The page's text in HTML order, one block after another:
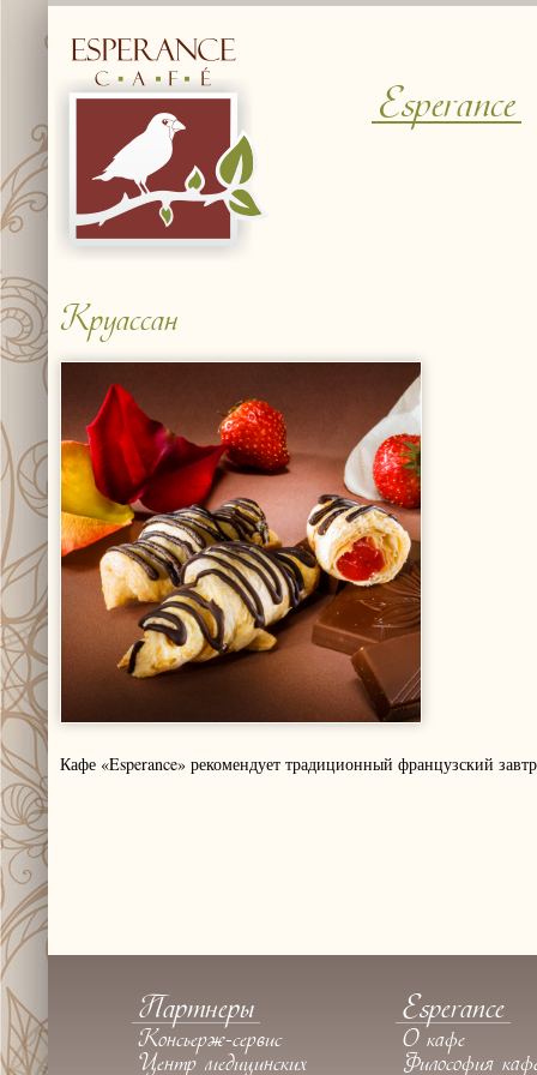
Esperance
Круассан
Кафе «Esperance» рекомендует традиционный французский
Партнеры
Консьерж-сервис
Центр медицинских
Esperance
О кафе
Философия